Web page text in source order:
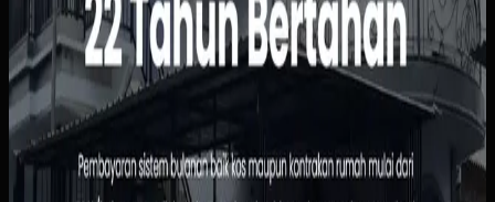
Yang kami bangun
Kami menyusun website dengan informasi kamar yang
jelas, alur pemesanan yang sederhana, dan dasbor
pengelolaan penghuni serta pembayaran. Pemilik bisa
melihat status sewa dengan lebih cepat, sementara calon
penghuni tidak perlu menunggu chat manual untuk
informasi dasar.